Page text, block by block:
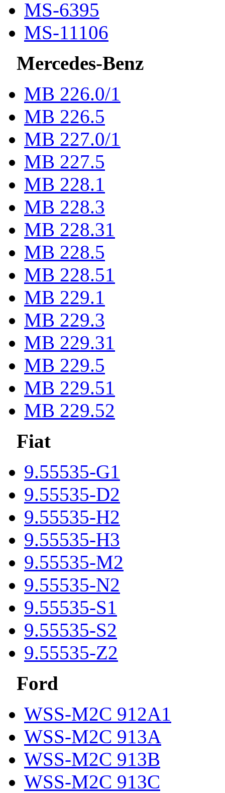
MS-6395
MS-11106
Mercedes-Benz
МВ 226.0/1
МВ 226.5
МВ 227.0/1
МВ 227.5
MB 228.1
MB 228.3
MB 228.31
MB 228.5
MB 228.51
MB 229.1
MB 229.3
MB 229.31
MB 229.5
MB 229.51
MB 229.52
Fiat
9.55535-G1
9.55535-D2
9.55535-H2
9.55535-H3
9.55535-M2
9.55535-N2
9.55535-S1
9.55535-S2
9.55535-Z2
Ford
WSS-M2C 912A1
WSS-M2C 913A
WSS-M2C 913B
WSS-M2C 913C